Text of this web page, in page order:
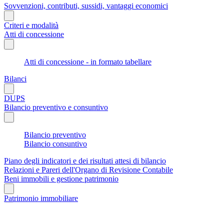
Sovvenzioni, contributi, sussidi, vantaggi economici
Criteri e modalità
Atti di concessione
Atti di concessione - in formato tabellare
Bilanci
DUPS
Bilancio preventivo e consuntivo
Bilancio preventivo
Bilancio consuntivo
Piano degli indicatori e dei risultati attesi di bilancio
Relazioni e Pareri dell'Organo di Revisione Contabile
Beni immobili e gestione patrimonio
Patrimonio immobiliare